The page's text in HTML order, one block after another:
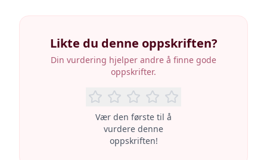
Likte du denne oppskriften?
Din vurdering hjelper andre å finne gode
oppskrifter.
Vær den første til å
vurdere denne
oppskriften!